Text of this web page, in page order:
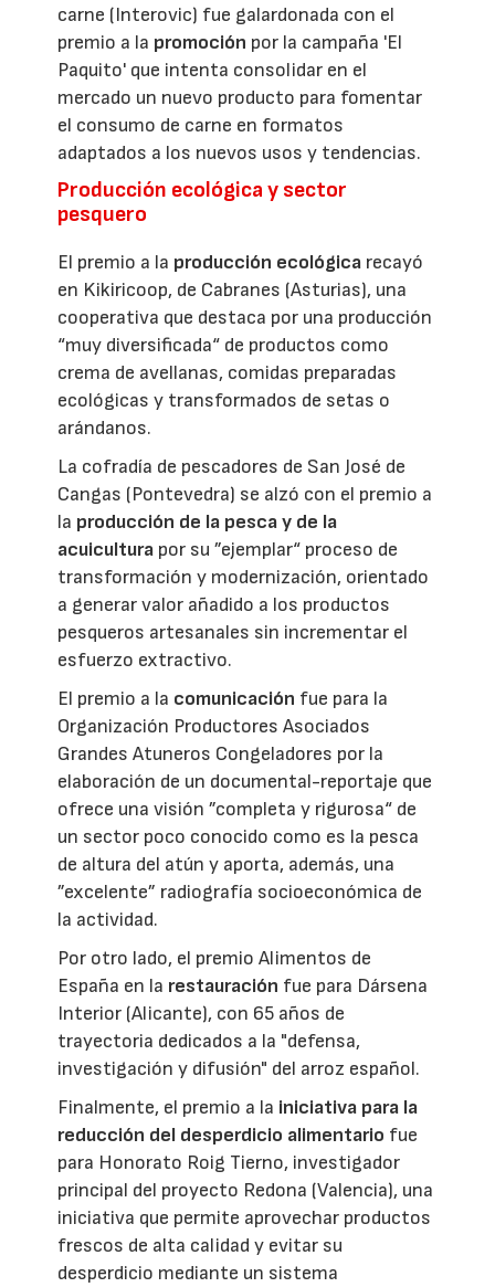
carne (Interovic) fue galardonada con el
premio a la promoción por la campaña 'El
Paquito' que intenta consolidar en el
mercado un nuevo producto para fomentar
el consumo de carne en formatos
adaptados a los nuevos usos y tendencias.
Producción ecológica y sector
pesquero
El premio a la producción ecológica recayó
en Kikiricoop, de Cabranes (Asturias), una
cooperativa que destaca por una producción
“muy diversificada“ de productos como
crema de avellanas, comidas preparadas
ecológicas y transformados de setas o
arándanos.
La cofradía de pescadores de San José de
Cangas (Pontevedra) se alzó con el premio a
la producción de la pesca y de la
acuicultura por su ”ejemplar“ proceso de
transformación y modernización, orientado
a generar valor añadido a los productos
pesqueros artesanales sin incrementar el
esfuerzo extractivo.
El premio a la comunicación fue para la
Organización Productores Asociados
Grandes Atuneros Congeladores por la
elaboración de un documental-reportaje que
ofrece una visión ”completa y rigurosa“ de
un sector poco conocido como es la pesca
de altura del atún y aporta, además, una
”excelente” radiografía socioeconómica de
la actividad.
Por otro lado, el premio Alimentos de
España en la restauración fue para Dársena
Interior (Alicante), con 65 años de
trayectoria dedicados a la "defensa,
investigación y difusión" del arroz español.
Finalmente, el premio a la iniciativa para la
reducción del desperdicio alimentario fue
para Honorato Roig Tierno, investigador
principal del proyecto Redona (Valencia), una
iniciativa que permite aprovechar productos
frescos de alta calidad y evitar su
desperdicio mediante un sistema